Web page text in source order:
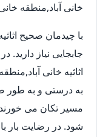
خانی آباد,منطقه
با چیدمان صحیح
جابجایی نیاز دارید.
اثاثیه خانی
به درستی و به طور
مسیر تکان می
شود. در رضایت بار